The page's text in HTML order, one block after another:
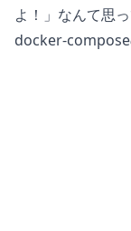
よ！」なんて思
docker-compose